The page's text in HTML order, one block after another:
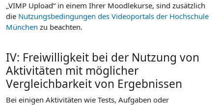
„VIMP Upload“ in einem Ihrer Moodlekurse, sind zusätzlich
die Nutzungsbedingungen des Videoportals der Hochschule
München zu beachten.
IV: Freiwilligkeit bei der Nutzung von
Aktivitäten mit möglicher
Vergleichbarkeit von Ergebnissen
Bei einigen Aktivitäten wie Tests, Aufgaben oder